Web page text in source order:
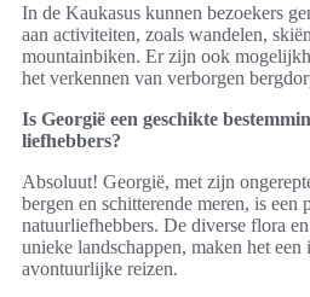
In de Kaukasus kunnen bezoekers
aan activiteiten, zoals wandelen,
mountainbiken. Er zijn ook
het verkennen van verborgen
Is Georgië een geschikte
liefhebbers?
Absoluut! Georgië, met zijn
bergen en schitterende meren, is een
natuurliefhebbers. De diverse flora
unieke landschappen, maken het
avontuurlijke reizen.